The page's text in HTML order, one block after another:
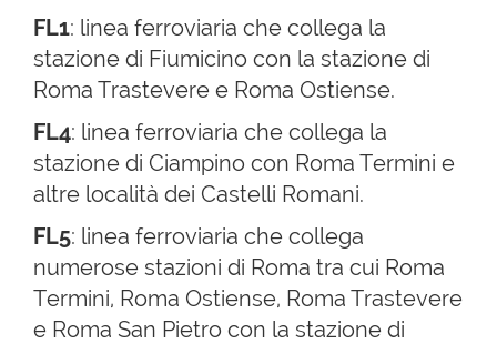
FL1: linea ferroviaria che collega la
stazione di Fiumicino con la stazione di
Roma Trastevere e Roma Ostiense.
FL4: linea ferroviaria che collega la
stazione di Ciampino con Roma Termini e
altre località dei Castelli Romani.
FL5: linea ferroviaria che collega
numerose stazioni di Roma tra cui Roma
Termini, Roma Ostiense, Roma Trastevere
e Roma San Pietro con la stazione di